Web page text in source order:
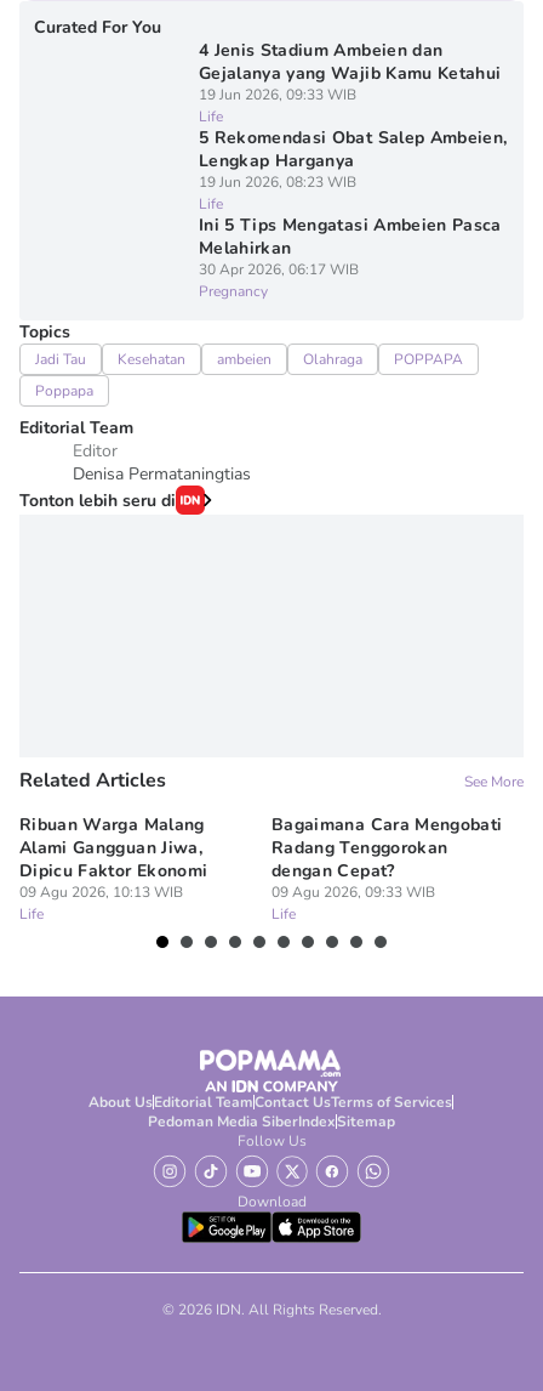
Curated For You
4 Jenis Stadium Ambeien dan
Gejalanya yang Wajib Kamu Ketahui
19 Jun 2026, 09:33 WIB
Life
5 Rekomendasi Obat Salep Ambeien,
Lengkap Harganya
19 Jun 2026, 08:23 WIB
Life
Ini 5 Tips Mengatasi Ambeien Pasca
Melahirkan
30 Apr 2026, 06:17 WIB
Pregnancy
Topics
Jadi Tau Kesehatan ambeien Olahraga
POPPAPA
Poppapa
Editorial Team
Editor
Denisa Permataningtias
Tonton lebih seru di
Related Articles See More
Ribuan Warga Malang
Alami Gangguan Jiwa,
Dipicu Faktor Ekonomi
09 Agu 2026, 10:13 WIB
Life
Bagaimana Cara Mengobati
Radang Tenggorokan
dengan Cepat?
09 Agu 2026, 09:33 WIB
Life
About UsEditorial TeamContact UsTerms of Services
Pedoman Media SiberIndexSitemap
Follow Us
Download
© 2026 IDN. All Rights Reserved.